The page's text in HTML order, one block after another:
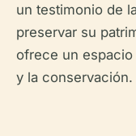
un testimonio de
preservar su
ofrece un
y la conservación.